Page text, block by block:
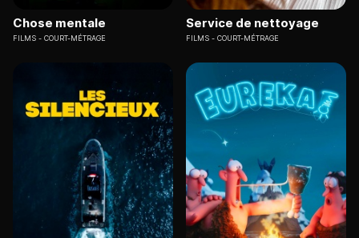
Chose mentale
FILMS COURT-MÉTRAGE
Service de nettoyage
FILMS COURT-MÉTRAGE